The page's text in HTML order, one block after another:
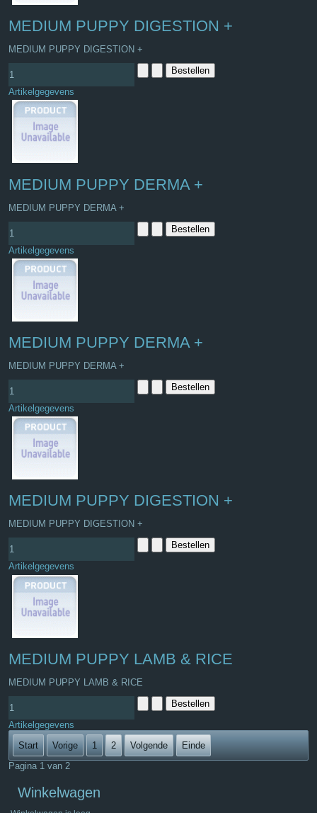
MEDIUM PUPPY DIGESTION +
MEDIUM PUPPY DIGESTION +
Artikelgegevens
MEDIUM PUPPY DERMA +
MEDIUM PUPPY DERMA +
Artikelgegevens
MEDIUM PUPPY DERMA +
MEDIUM PUPPY DERMA +
Artikelgegevens
MEDIUM PUPPY DIGESTION +
MEDIUM PUPPY DIGESTION +
Artikelgegevens
MEDIUM PUPPY LAMB & RICE
MEDIUM PUPPY LAMB & RICE
Artikelgegevens
Start
Vorige 1 2 Volgende
Einde
Pagina 1 van 2
Winkelwagen